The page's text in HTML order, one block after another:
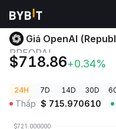
Giá Tiền Điện Tử Giá
Giá OpenAI
PREOPAI
$718.86+0.34%
24H 7D 14D 30D
Thấp $ 715.970610